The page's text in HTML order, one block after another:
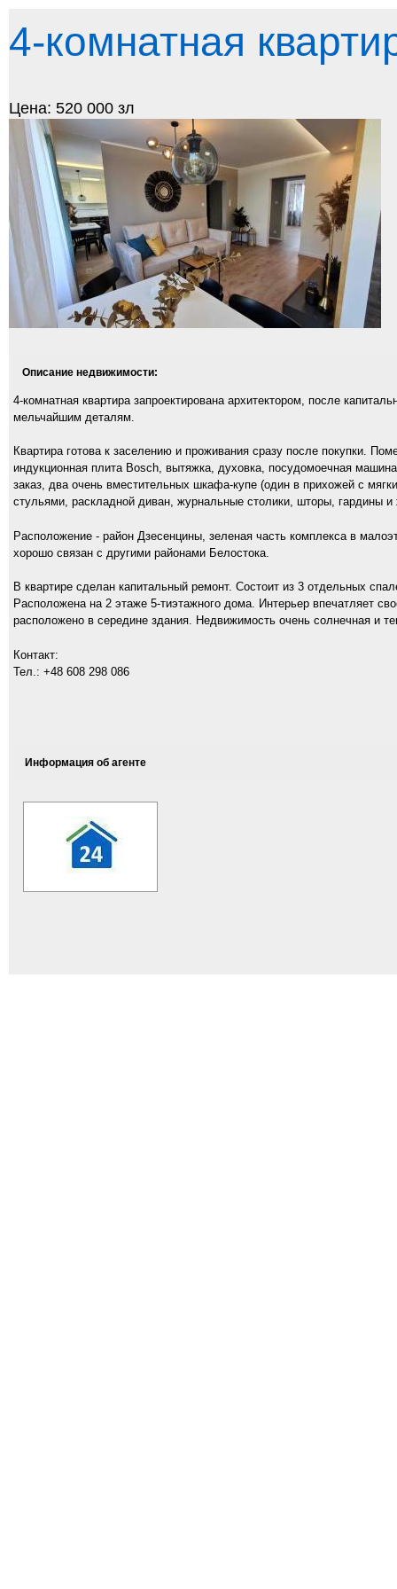
4-комнатная
Цена: 520 000 зл
Описание недвижимости:
4-комнатная квартира запроектирована архитектором, после
мельчайшим деталям.
Квартира готова к заселению и проживания сразу после покупки.
индукционная плита Bosch, вытяжка, духовка, посудомоечная
заказ, два очень вместительных шкафа-купе (один в прихожей с
стульями, раскладной диван, журнальные столики, шторы, гардины
Расположение - район Дзесенцины, зеленая часть комплекса в
хорошо связан с другими районами Белостока.
В квартире сделан капитальный ремонт. Состоит из 3 отдельных
Расположена на 2 этаже 5-тиэтажного дома. Интерьер впечатляет
расположено в середине здания. Недвижимость очень солнечная и
Контакт:
Тел.: +48 608 298 086
Информация об агенте